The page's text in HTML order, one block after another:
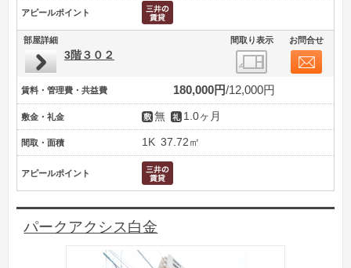
アピールポイント
部屋詳細 間取り表示 お問合せ
3階３０２
賃料・管理費・共益費 180,000円 12,000円
敷金・礼金 無 1.0ヶ月
間取・面積 1K 37.72㎡
アピールポイント
パークアクシス白金